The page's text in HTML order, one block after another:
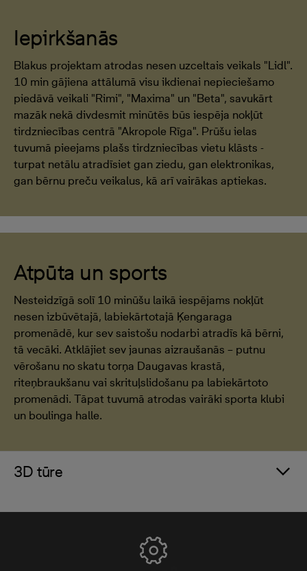
Iepirkšanās
Blakus projektam atrodas nesen uzceltais veikals "Lidl".
10 min gājiena attālumā visu ikdienai nepieciešamo
piedāvā veikali "Rimi", "Maxima" un "Beta", savukārt
mazāk nekā divdesmit minūtēs būs iespēja nokļūt
tirdzniecības centrā "Akropole Rīga". Prūšu ielas
tuvumā pieejams plašs tirdzniecības vietu klāsts -
turpat netālu atradīsiet gan ziedu, gan elektronikas,
gan bērnu preču veikalus, kā arī vairākas aptiekas.
Atpūta un sports
Nesteidzīgā solī 10 minūšu laikā iespējams nokļūt
nesen izbūvētajā, labiekārtotajā Ķengaraga
promenādē, kur sev saistošu nodarbi atradīs kā bērni,
tā vecāki. Atklājiet sev jaunas aizraušanās – putnu
vērošanu no skatu torņa Daugavas krastā,
riteņbraukšanu vai skrituļslidošanu pa labiekārtoto
promenādi. Tāpat tuvumā atrodas vairāki sporta klubi
un boulinga halle.
3D tūre